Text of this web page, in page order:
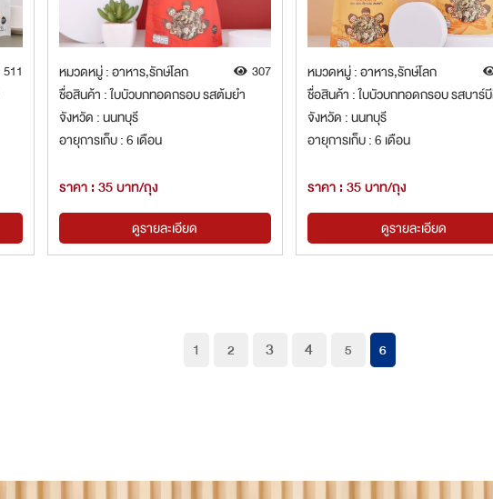
511 หมวดหมู่ : อาหาร,รักษ์โลก 307
ชื่อสินค้า : ใบบัวบกทอดกรอบ รสต้มยำ
จังหวัด : นนทบุรี
อายุการเก็บ : 6 เดือน
ราคา : 35 บาท/ถุง
ดูรายละเอียด
หมวดหมู่ : อาหาร,รักษ์โลก
ชื่อสินค้า : ใบบัวบกทอดกรอบ รสบาร์
จังหวัด : นนทบุรี
อายุการเก็บ : 6 เดือน
ราคา : 35 บาท/ถุง
ดูรายละเอียด
1 2 3 4 5 6